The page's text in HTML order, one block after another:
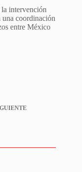
intervención
una coordinación
entre México